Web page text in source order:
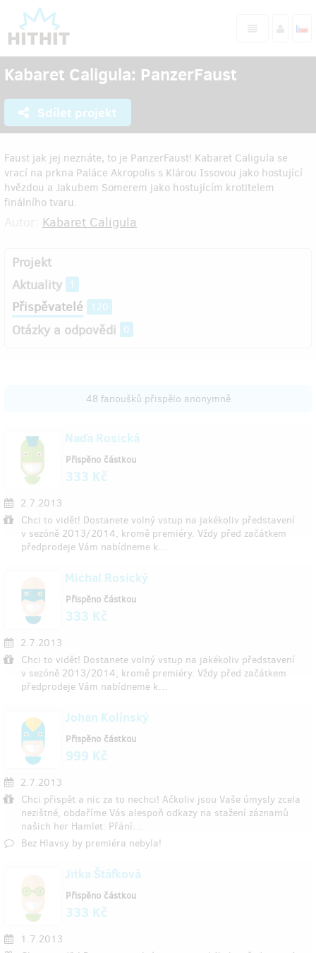
Kabaret Caligula: PanzerFaust
Sdílet projekt
Faust jak jej neznáte, to je PanzerFaust! Kabaret Caligula se
vrací na prkna Paláce Akropolis s Klárou Issovou jako hostující
hvězdou a Jakubem Somerem jako hostujícím krotitelem
finálního tvaru.
Kabaret Caligula
Projekt
Aktuality
1
Přispěvatelé 120
Otázky a odpovědi 0
48 fanoušků přispělo anonymně
Naďa Rosická
2.7.2013
Chci to vidět! Dostanete volný vstup na jakékoliv představení
v sezóně 2013/2014, kromě premiéry. Vždy před začátkem
předprodeje Vám nabídneme k…
Přispěno částkou
333 Kč
Michal Rosický
2.7.2013
Chci to vidět! Dostanete volný vstup na jakékoliv představení
v sezóně 2013/2014, kromě premiéry. Vždy před začátkem
předprodeje Vám nabídneme k…
Přispěno částkou
333 Kč
Johan Kolínský
2.7.2013
Chci přispět a nic za to nechci! Ačkoliv jsou Vaše úmysly zcela
nezištné, obdaříme Vás alespoň odkazy na stažení záznamů
našich her Hamlet: Přání…
Bez Hlavsy by premiéra nebyla!
Přispěno částkou
999 Kč
Jitka Štáfková
1.7.2013
Přispěno částkou
333 Kč